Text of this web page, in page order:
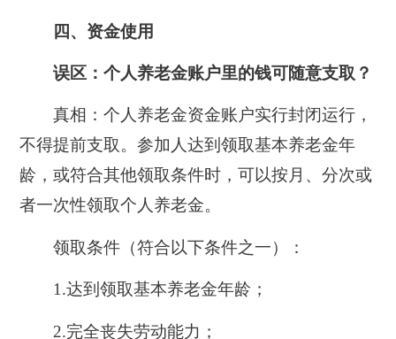
四、资金使用
误区：个人养老金账户里的钱可随意支取？
真相：个人养老金资金账户实行封闭运行，
不得提前支取。参加人达到领取基本养老金年
龄，或符合其他领取条件时，可以按月、分次或
者一次性领取个人养老金。
领取条件（符合以下条件之一）：
1.达到领取基本养老金年龄；
2.完全丧失劳动能力；